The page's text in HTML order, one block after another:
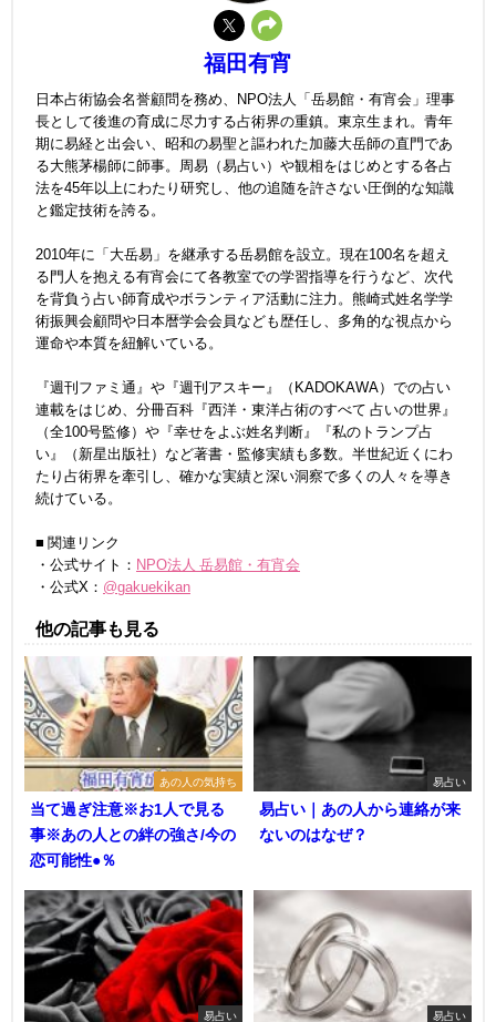
福田有宵
日本占術協会名誉顧問を務め、NPO法人「岳易館・有宵会」理事
長として後進の育成に尽力する占術界の重鎮。東京生まれ。青年
期に易経と出会い、昭和の易聖と謳われた加藤大岳師の直門であ
る大熊茅楊師に師事。周易（易占い）や観相をはじめとする各占
法を45年以上にわたり研究し、他の追随を許さない圧倒的な知識
と鑑定技術を誇る。
2010年に「大岳易」を継承する岳易館を設立。現在100名を超え
る門人を抱える有宵会にて各教室での学習指導を行うなど、次代
を背負う占い師育成やボランティア活動に注力。熊崎式姓名学学
術振興会顧問や日本暦学会会員なども歴任し、多角的な視点から
運命や本質を紐解いている。
『週刊ファミ通』や『週刊アスキー』（KADOKAWA）での占い
連載をはじめ、分冊百科『西洋・東洋占術のすべて 占いの世界』
（全100号監修）や『幸せをよぶ姓名判断』『私のトランプ占
い』（新星出版社）など著書・監修実績も多数。半世紀近くにわ
たり占術界を牽引し、確かな実績と深い洞察で多くの人々を導き
続けている。
■ 関連リンク
・公式サイト： NPO法人 岳易館・有宵会
・公式X： @gakuekikan
他の記事も見る
あの人の気持ち
当て過ぎ注意※お1人で見る
事※あの人との絆の強さ/今の
恋可能性●％
易占い
易占い｜あの人から連絡が来
ないのはなぜ？
易占い 易占い